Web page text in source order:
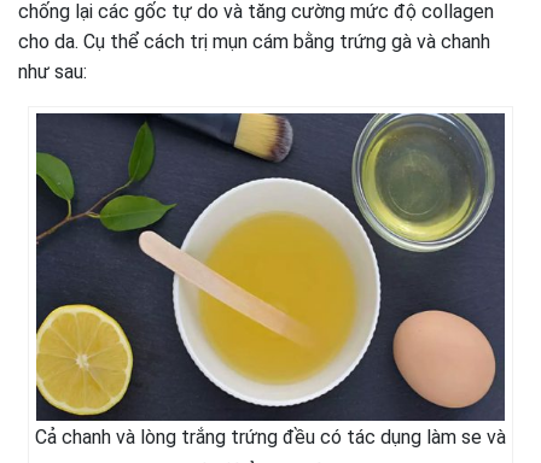
chống lại các gốc tự do và tăng cường mức độ collagen
cho da. Cụ thể cách trị mụn cám bằng trứng gà và chanh
như sau:
Cả chanh và lòng trắng trứng đều có tác dụng làm se và